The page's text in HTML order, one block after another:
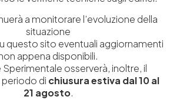
talenti
di accelerazione dedicato alle start
des Startups, il progetto…
0 0
a monitorare l’evoluzione della
situazione
questo sito eventuali aggiornamenti
appena disponibili.
Sperimentale osserverà, inoltre, il
di chiusura estiva dal 10 al
21 agosto.